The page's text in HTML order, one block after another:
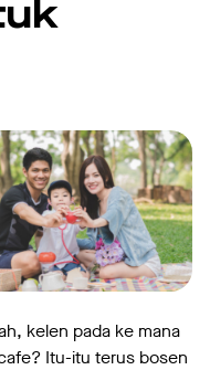
kelen pada ke mana
Itu-itu terus bosen